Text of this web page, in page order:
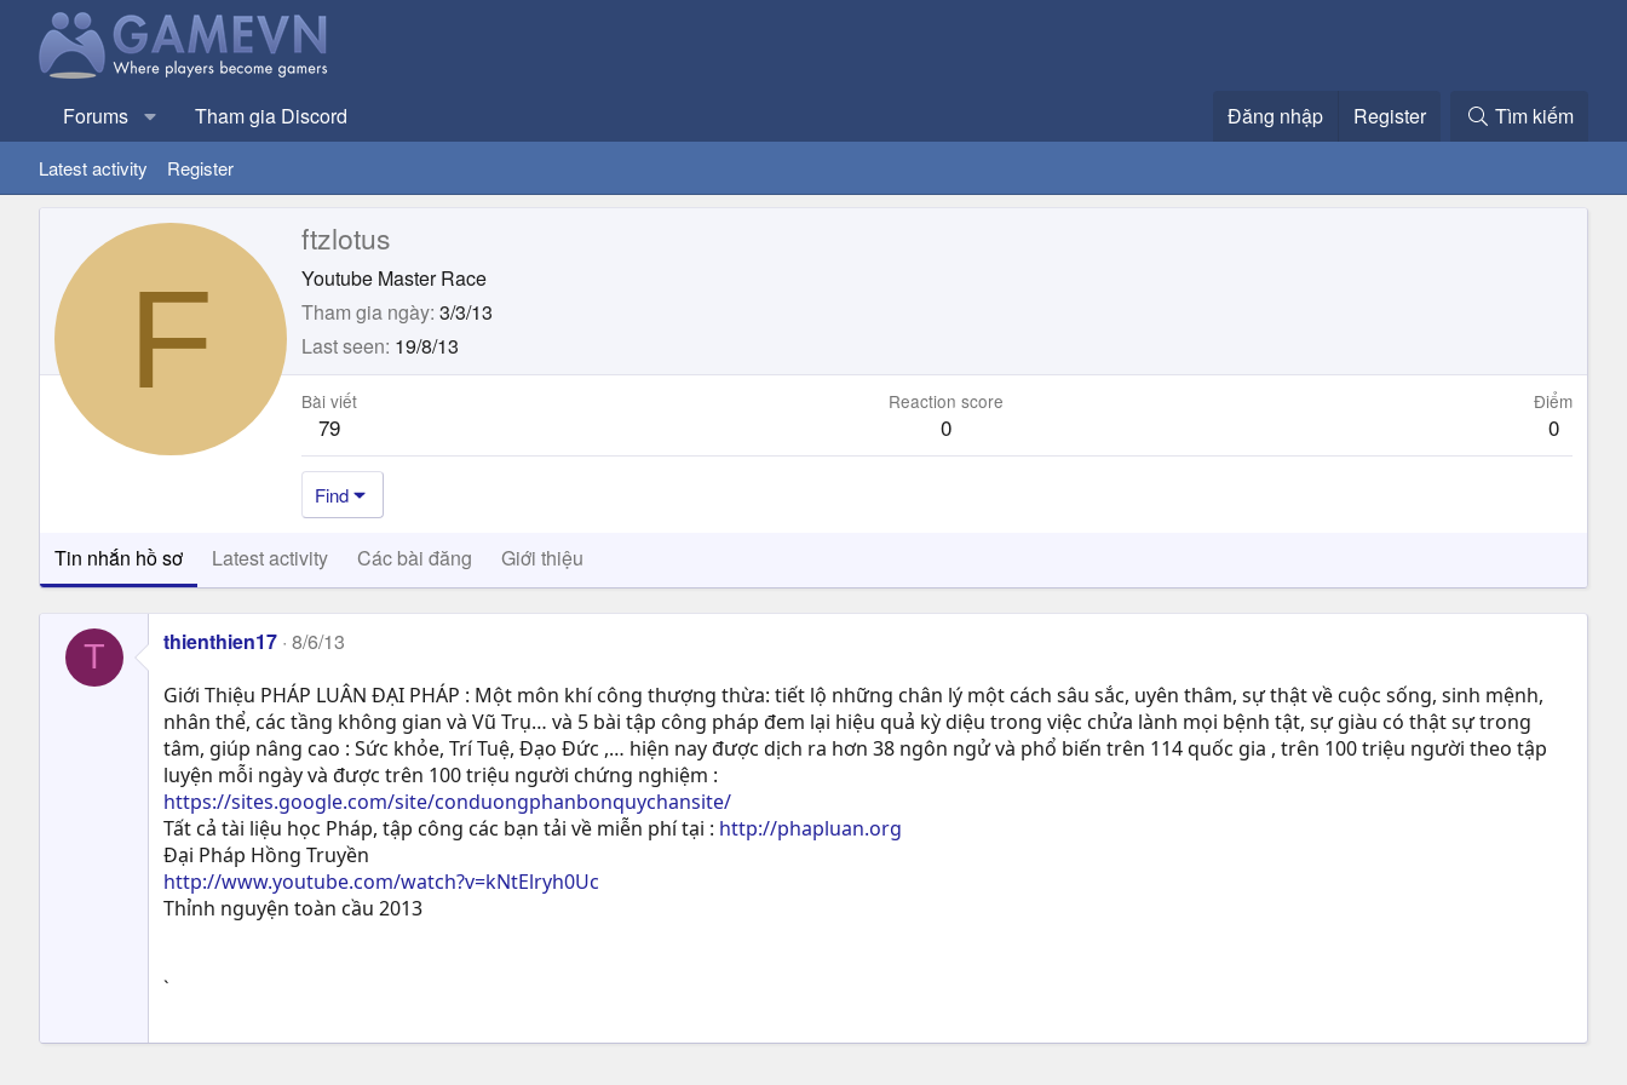
Forums Tham gia Discord Đăng nhập Register Tìm kiếm
Latest activity Register
F
ftzlotus
Youtube Master Race
Tham gia ngày 3/3/13
Last seen 19/8/13
Bài viết
79
Reaction score
0
Điểm
0
Find
Tin nhắn hồ sơ Latest activity Các bài đăng Giới thiệu
T thienthien17 8/6/13
Giới Thiệu PHÁP LUÂN ĐẠI PHÁP : Một môn khí công thượng thừa: tiết lộ những chân lý một cách sâu sắc, uyên thâm, sự thật về cuộc sống, sinh mệnh,
nhân thể, các tầng không gian và Vũ Trụ… và 5 bài tập công pháp đem lại hiệu quả kỳ diệu trong việc chửa lành mọi bệnh tật, sự giàu có thật sự trong
tâm, giúp nâng cao : Sức khỏe, Trí Tuệ, Ðạo Ðức ,… hiện nay được dịch ra hơn 38 ngôn ngử và phổ biến trên 114 quốc gia , trên 100 triệu người theo tập
luyện mỗi ngày và được trên 100 triệu người chứng nghiệm :
https://sites.google.com/site/conduongphanbonquychansite/
Tất cả tài liệu học Pháp, tập công các bạn tải về miễn phí tại : http://phapluan.org
Đại Pháp Hồng Truyền
http://www.youtube.com/watch?v=kNtElryh0Uc
Thỉnh nguyện toàn cầu 2013
`